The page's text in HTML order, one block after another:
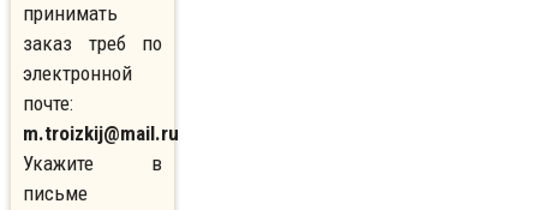
принимать
заказ треб по
электронной
почте:
m.troizkij@mail.ru
Укажите в
письме